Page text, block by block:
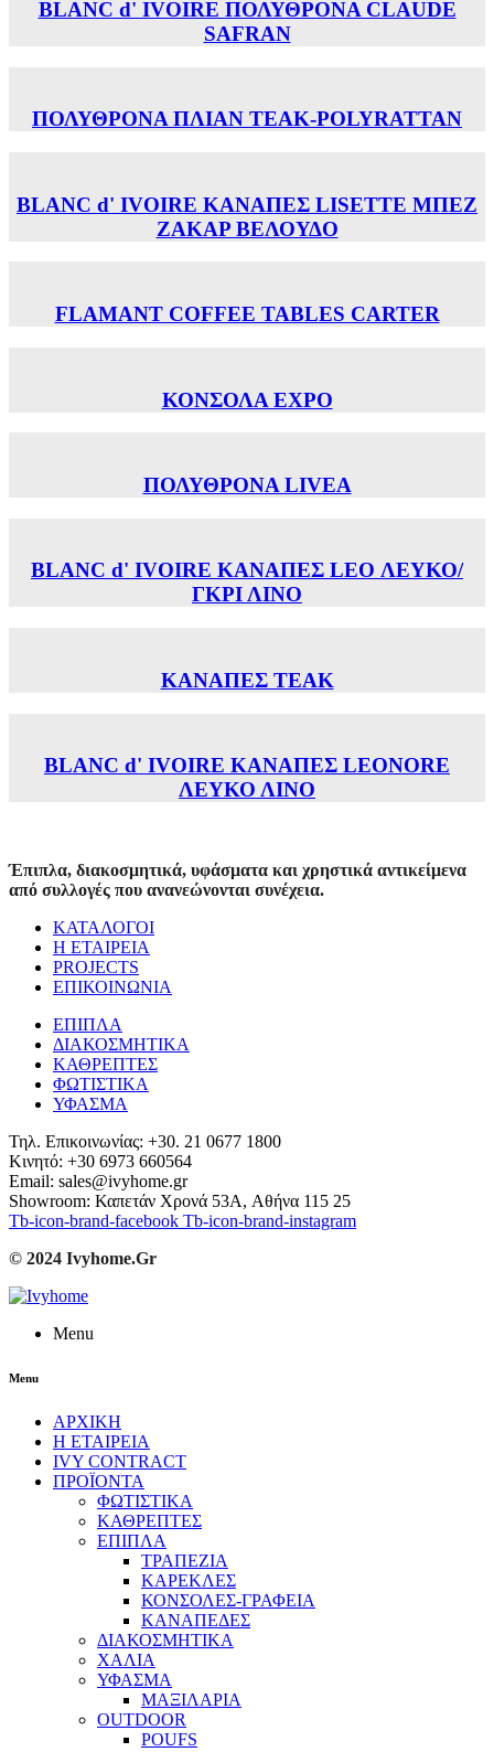
BLANC d' IVOIRE ΠΟΛΥΘΡΟΝΑ CLAUDE
SAFRAN
ΠΟΛΥΘΡΟΝΑ ΠΛΙΑΝ TEAK-POLYRATTAN
BLANC d' IVOIRE ΚΑΝΑΠΕΣ LISETTE ΜΠΕΖ
ΖΑΚΑΡ ΒΕΛΟΥΔΟ
FLAMANT COFFEE TABLES CARTER
ΚΟΝΣΟΛΑ EXPO
ΠΟΛΥΘΡΟΝΑ LIVEA
BLANC d' IVOIRE ΚΑΝΑΠΕΣ LEO ΛΕΥΚΟ/
ΓΚΡΙ ΛΙΝΟ
ΚΑΝΑΠΕΣ TEAK
BLANC d' IVOIRE ΚΑΝΑΠΕΣ LEONORE
ΛΕΥΚΟ ΛΙΝΟ
Έπιπλα, διακοσμητικά, υφάσματα και χρηστικά αντικείμενα
από συλλογές που ανανεώνονται συνέχεια.
ΚΑΤΑΛΟΓΟΙ
Η ΕΤΑΙΡΕΙΑ
PROJECTS
ΕΠΙΚΟΙΝΩΝΙΑ
ΕΠΙΠΛΑ
ΔΙΑΚΟΣΜΗΤΙΚΑ
ΚΑΘΡΕΠΤΕΣ
ΦΩΤΙΣΤΙΚΑ
ΥΦΑΣΜΑ
Τηλ. Επικοινωνίας: +30. 21 0677 1800
Κινητό: +30 6973 660564
Email: sales@ivyhome.gr
Showroom: Καπετάν Χρονά 53A, Αθήνα 115 25
Tb-icon-brand-facebook Tb-icon-brand-instagram
© 2024 Ivyhome.Gr
Menu
Menu
ΑΡΧΙΚΗ
Η ΕΤΑΙΡΕΙΑ
IVY CONTRACT
ΠΡΟΪΟΝΤΑ
ΦΩΤΙΣΤΙΚΑ
ΚΑΘΡΕΠΤΕΣ
ΕΠΙΠΛΑ
ΤΡΑΠΕΖΙΑ
ΚΑΡΕΚΛΕΣ
ΚΟΝΣΟΛΕΣ-ΓΡΑΦΕΙΑ
ΚΑΝΑΠΕΔΕΣ
ΔΙΑΚΟΣΜΗΤΙΚΑ
ΧΑΛΙΑ
ΥΦΑΣΜΑ
ΜΑΞΙΛΑΡΙΑ
OUTDOOR
POUFS